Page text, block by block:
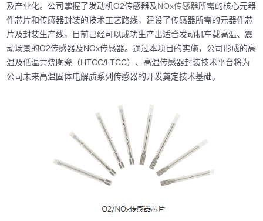
及产业化。公司掌握了发动机O2传感器及NOx传感器所需的核心元器
件芯片和传感器封装的技术工艺路线，建设了传感器所需的元器件芯
片及封装生产线，目前已经可以成功生产出适合发动机车载高温、震
动场景的O2传感器及NOx传感器。通过本项目的实施，公司形成的高
温及低温共烧陶瓷（HTCC/LTCC）、高温传感器封装技术平台将为
公司未来高温固体电解质系列传感器的开发奠定技术基础。